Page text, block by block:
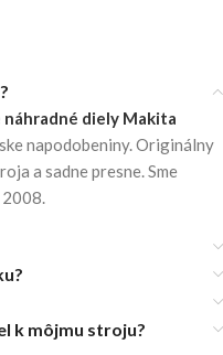
diely Makita
napodobeniny. Originálny
a sadne presne. Sme
k môjmu stroju?